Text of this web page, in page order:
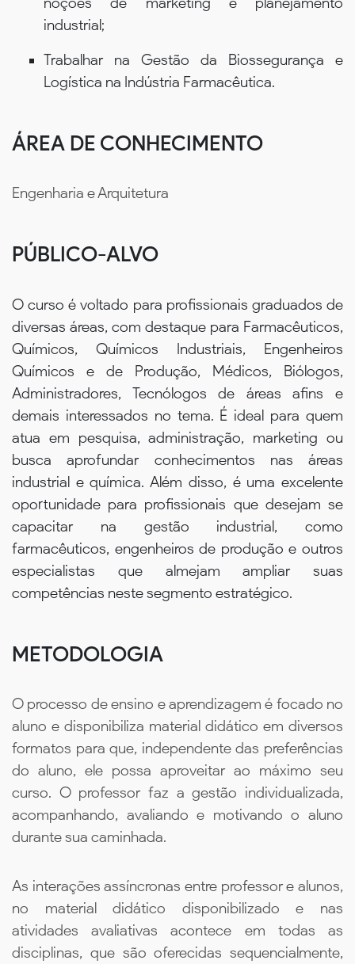
industrial;
Trabalhar na Gestão da Biossegurança e
Logística na Indústria Farmacêutica.
ÁREA DE CONHECIMENTO
Engenharia e Arquitetura
PÚBLICO-ALVO
O curso é voltado para profissionais graduados de
diversas áreas, com destaque para Farmacêuticos,
Químicos, Químicos Industriais, Engenheiros
Químicos e de Produção, Médicos, Biólogos,
Administradores, Tecnólogos de áreas afins e
demais interessados no tema. É ideal para quem
atua em pesquisa, administração, marketing ou
busca aprofundar conhecimentos nas áreas
industrial e química. Além disso, é uma excelente
oportunidade para profissionais que desejam se
capacitar na gestão industrial, como
farmacêuticos, engenheiros de produção e outros
especialistas que almejam ampliar suas
competências neste segmento estratégico.
METODOLOGIA
O processo de ensino e aprendizagem é focado no
aluno e disponibiliza material didático em diversos
formatos para que, independente das preferências
do aluno, ele possa aproveitar ao máximo seu
curso. O professor faz a gestão individualizada,
acompanhando, avaliando e motivando o aluno
durante sua caminhada.
As interações assíncronas entre professor e alunos,
no material didático disponibilizado e nas
atividades avaliativas acontece em todas as
disciplinas, que são oferecidas sequencialmente,